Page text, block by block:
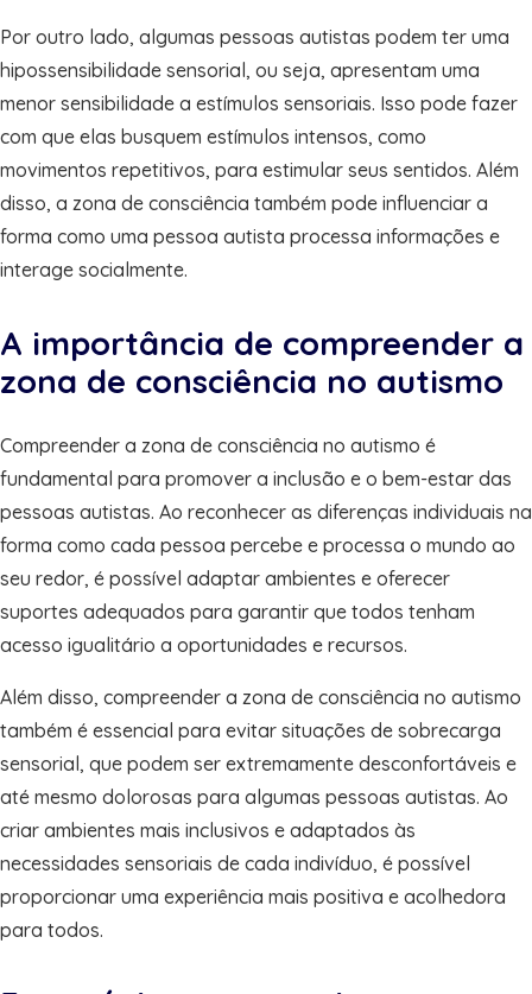
Por outro lado, algumas pessoas autistas podem ter uma
hipossensibilidade sensorial, ou seja, apresentam uma
menor sensibilidade a estímulos sensoriais. Isso pode fazer
com que elas busquem estímulos intensos, como
movimentos repetitivos, para estimular seus sentidos. Além
disso, a zona de consciência também pode influenciar a
forma como uma pessoa autista processa informações e
interage socialmente.
A importância de compreender a
zona de consciência no autismo
Compreender a zona de consciência no autismo é
fundamental para promover a inclusão e o bem-estar das
pessoas autistas. Ao reconhecer as diferenças individuais na
forma como cada pessoa percebe e processa o mundo ao
seu redor, é possível adaptar ambientes e oferecer
suportes adequados para garantir que todos tenham
acesso igualitário a oportunidades e recursos.
Além disso, compreender a zona de consciência no autismo
também é essencial para evitar situações de sobrecarga
sensorial, que podem ser extremamente desconfortáveis e
até mesmo dolorosas para algumas pessoas autistas. Ao
criar ambientes mais inclusivos e adaptados às
necessidades sensoriais de cada indivíduo, é possível
proporcionar uma experiência mais positiva e acolhedora
para todos.